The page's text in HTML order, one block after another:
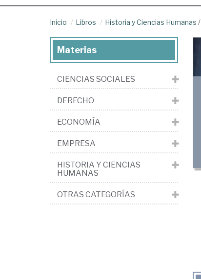
Inicio Libros Historia y Ciencias Humanas /
Materias
CIENCIAS SOCIALES
DERECHO
ECONOMÍA
EMPRESA
HISTORIA Y CIENCIAS
HUMANAS
OTRAS CATEGORÍAS